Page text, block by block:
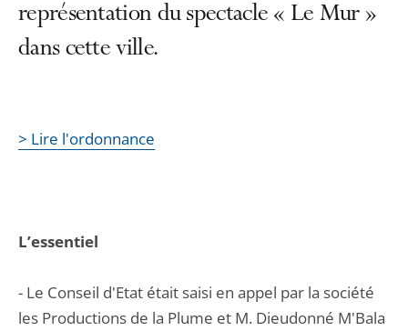
représentation du spectacle « Le Mur »
dans cette ville.
> Lire l'ordonnance
L’essentiel
- Le Conseil d'Etat était saisi en appel par la société
les Productions de la Plume et M. Dieudonné M'Bala